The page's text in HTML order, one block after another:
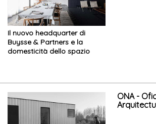
Il nuovo headquarter di
Buysse & Partners e la
domesticità dello spazio
ONA -